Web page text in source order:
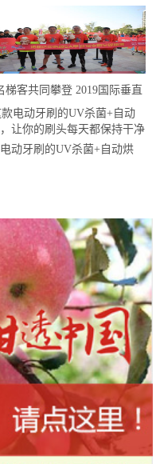
梯客共同攀登 2019国际垂直
超级精英赛顺德海骏达中心
开跑
动牙刷的UV杀菌+自动烘